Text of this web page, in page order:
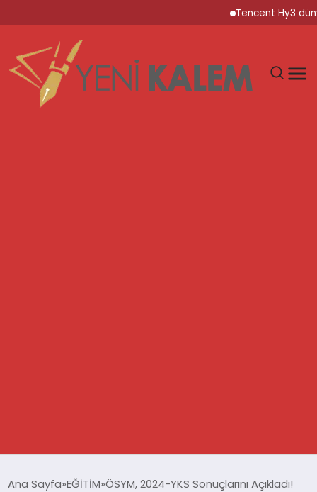
Tencent Hy3 dünya
Ana Sayfa EĞİTİM ÖSYM, 2024-YKS Sonuçlarını Açıkladı!